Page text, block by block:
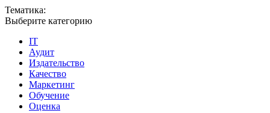
Тематика:
Выберите категорию
IT
Аудит
Издательство
Качество
Маркетинг
Обучение
Оценка